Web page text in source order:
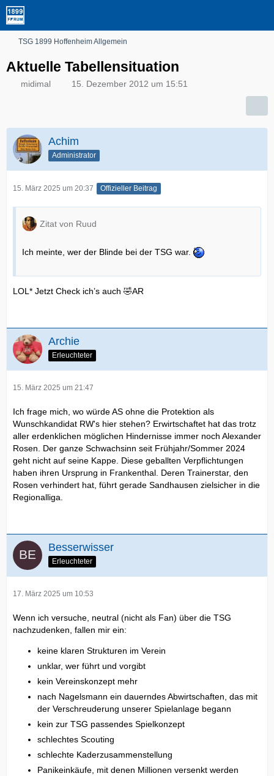
TSG 1899 Hoffenheim Allgemein
Aktuelle Tabellensituation
midimal 15. Dezember 2012 um 15:51
Achim
Administrator
15. März 2025 um 20:37 Offizieller Beitrag
Zitat von Ruud
Ich meinte, wer der Blinde bei der TSG war.
LOL* Jetzt Check ich’s auch 🤣AR
Archie
Erleuchteter
15. März 2025 um 21:47
Ich frage mich, wo würde AS ohne die Protektion als
Wunschkandidat RW's hier stehen? Erwirtschaftet hat das trotz
aller erdenklichen möglichen Hindernisse immer noch Alexander
Rosen. Der ganze Schwachsinn seit Frühjahr/Sommer 2024
geht nicht auf seine Kappe. Diese geballten Verpflichtungen
haben ihren Ursprung in Frankenthal. Deren Trainerstar, den
Rosen verhindert hat, führt gerade Sandhausen zielsicher in die
Regionalliga.
Besserwisser
Erleuchteter
17. März 2025 um 10:53
Wenn ich versuche, neutral (nicht als Fan) über die TSG
nachzudenken, fallen mir ein:
keine klaren Strukturen im Verein
unklar, wer führt und vorgibt
kein Vereinskonzept mehr
nach Nagelsmann ein dauerndes Abwirtschaften, das mit
der Verschreuderung unserer Spielanlage begann
kein zur TSG passendes Spielkonzept
schlechtes Scouting
schlechte Kaderzusammenstellung
Panikeinkäufe, mit denen Millionen versenkt werden